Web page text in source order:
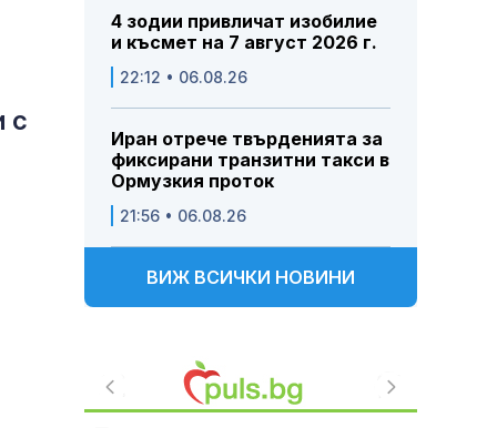
с
4 зодии привличат изобилие
и късмет на 7 август 2026 г.
22:12 • 06.08.26
Иран отрече твърденията за
фиксирани транзитни такси в
Ормузкия проток
21:56 • 06.08.26
ВИЖ ВСИЧКИ НОВИНИ